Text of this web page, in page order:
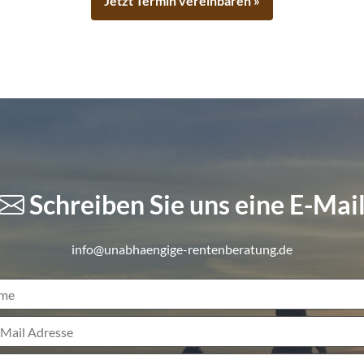
Schreiben Sie uns eine E-
info@unabhaengige-rentenberatung.de